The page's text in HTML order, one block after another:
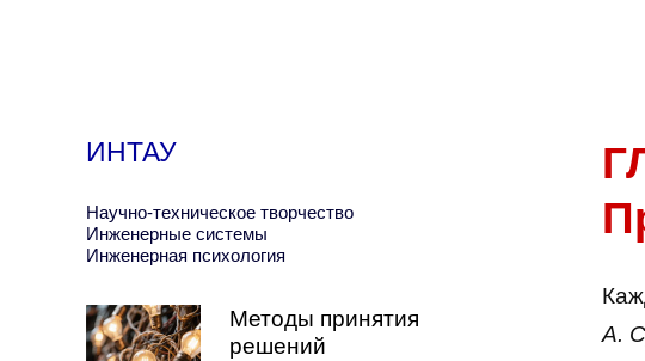
ИНТАУ
Научно-техническое творчество
Инженерные системы
Инженерная психология
Методы принятия
решений
А.